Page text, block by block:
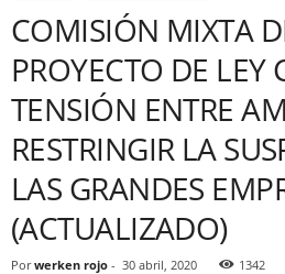
COMISIÓN MIXTA
PROYECTO DE LEY
TENSIÓN ENTRE
RESTRINGIR LA
LAS GRANDES
(ACTUALIZADO)
Por werken rojo - 30 abril, 2020 1342